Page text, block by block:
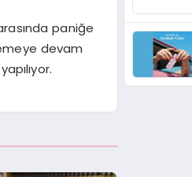
paniğe
devam